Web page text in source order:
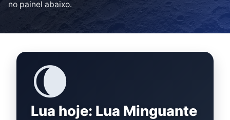
no painel abaixo.
🌘
Lua hoje: Lua Minguante